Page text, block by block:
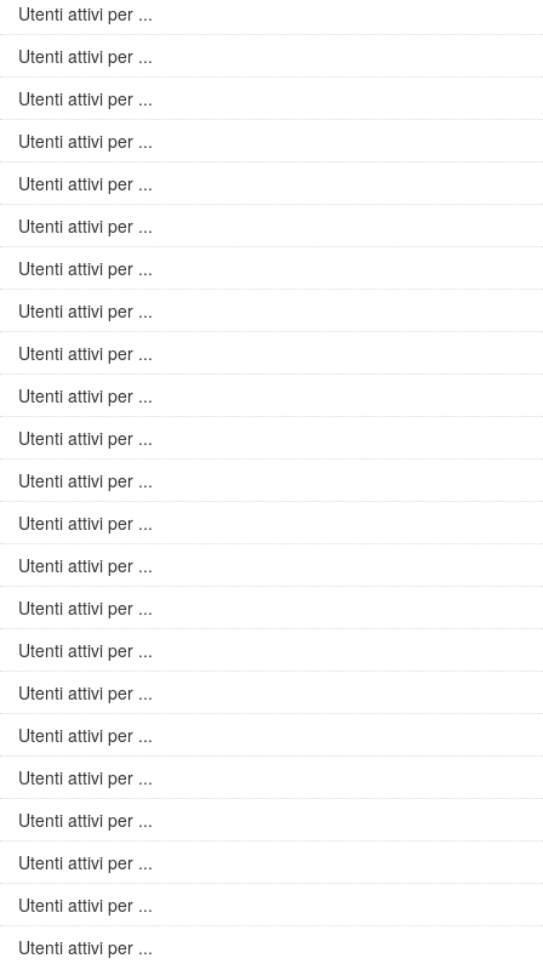
Utenti attivi per ...
Utenti attivi per ...
Utenti attivi per ...
Utenti attivi per ...
Utenti attivi per ...
Utenti attivi per ...
Utenti attivi per ...
Utenti attivi per ...
Utenti attivi per ...
Utenti attivi per ...
Utenti attivi per ...
Utenti attivi per ...
Utenti attivi per ...
Utenti attivi per ...
Utenti attivi per ...
Utenti attivi per ...
Utenti attivi per ...
Utenti attivi per ...
Utenti attivi per ...
Utenti attivi per ...
Utenti attivi per ...
Utenti attivi per ...
Utenti attivi per ...